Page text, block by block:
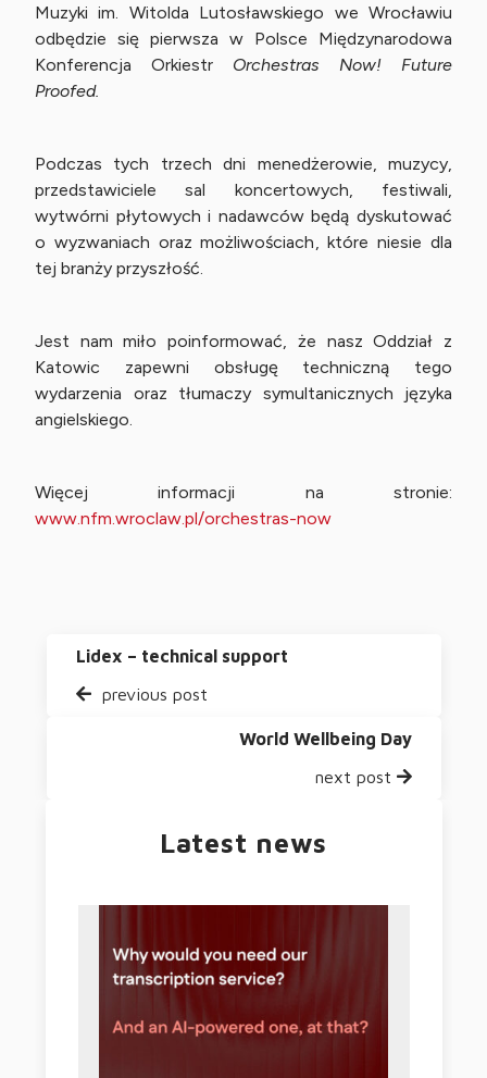
Muzyki im. Witolda Lutosławskiego we Wrocławiu
odbędzie się pierwsza w Polsce Międzynarodowa
Konferencja Orkiestr Orchestras Now! Future
Proofed.
Podczas tych trzech dni menedżerowie, muzycy,
przedstawiciele sal koncertowych, festiwali,
wytwórni płytowych i nadawców będą dyskutować
o wyzwaniach oraz możliwościach, które niesie dla
tej branży przyszłość.
Jest nam miło poinformować, że nasz Oddział z
Katowic zapewni obsługę techniczną tego
wydarzenia oraz tłumaczy symultanicznych języka
angielskiego.
Więcej informacji na stronie:
www.nfm.wroclaw.pl/orchestras-now
Lidex – technical support
previous post
World Wellbeing Day
next post
Latest news